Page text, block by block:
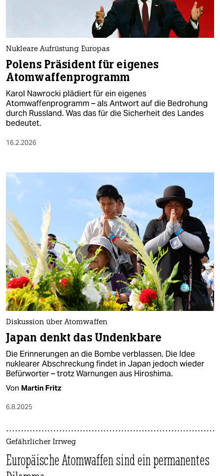
Nukleare Aufrüstung Europas
Polens Präsident für eigenes
Atomwaffenprogramm
Karol Nawrocki plädiert für ein eigenes
Atomwaffenprogramm – als Antwort auf die Bedrohung
durch Russland. Was das für die Sicherheit des Landes
bedeutet.
16.2.2026
Diskussion über Atomwaffen
Japan denkt das Undenkbare
Die Erinnerungen an die Bombe verblassen. Die Idee
nuklearer Abschreckung findet in Japan jedoch wieder
Befürworter – trotz Warnungen aus Hiroshima.
Von Martin Fritz
6.8.2025
Gefährlicher Irrweg
Europäische Atomwaffen sind ein permanentes